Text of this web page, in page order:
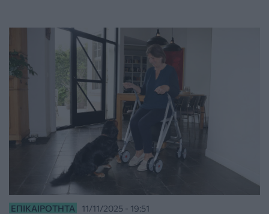
ΕΠΙΚΑΙΡΌΤΗΤΑ 11/11/2025 - 19:51